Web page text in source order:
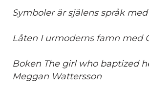
Symboler är själens språk
Låten I urmoderns famn med
Boken The girl who baptized
Meggan Wattersson